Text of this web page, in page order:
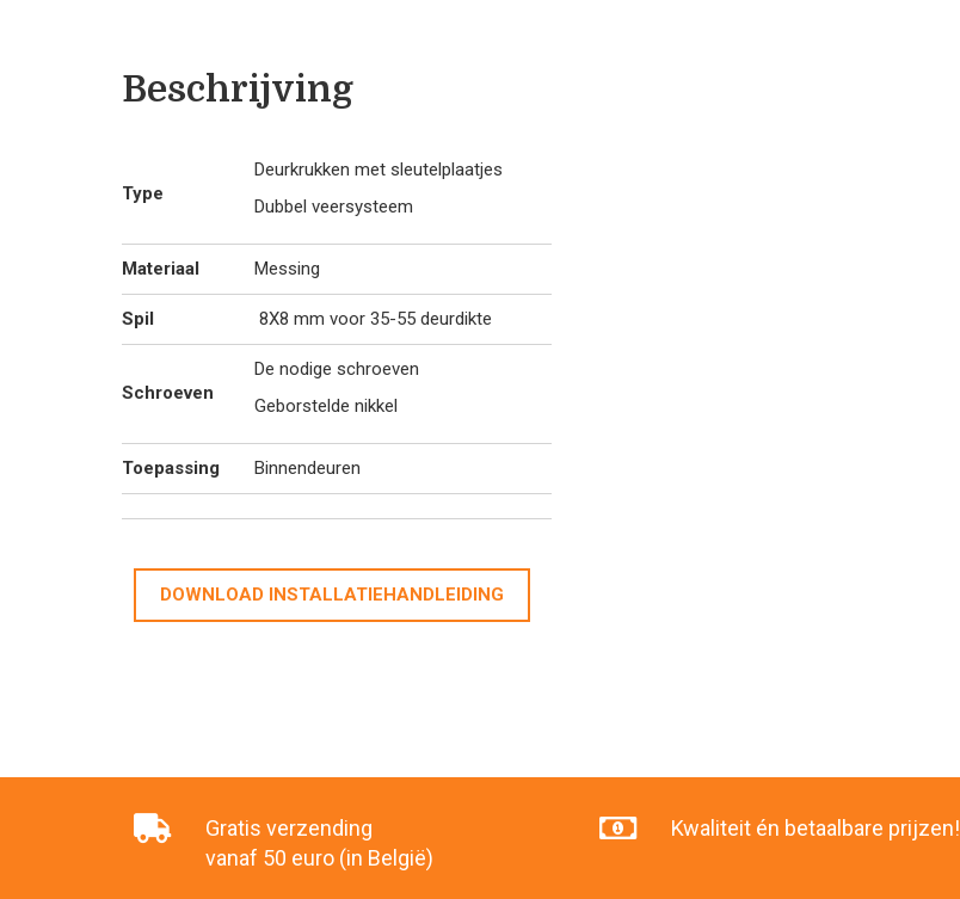
Beschrijving
Type
Deurkrukken met sleutelplaatjes
Dubbel veersysteem
Materiaal Messing
Spil 8X8 mm voor 35-55 deurdikte
Schroeven
De nodige schroeven
Geborstelde nikkel
Toepassing Binnendeuren
DOWNLOAD INSTALLATIEHANDLEIDING
Gratis verzending
vanaf 50 euro (in België)
Kwaliteit én betaalbare prijzen!